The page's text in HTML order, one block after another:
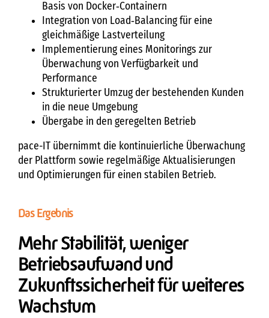
Basis von Docker‑Containern
Integration von Load‑Balancing für eine
gleichmäßige Lastverteilung
Implementierung eines Monitorings zur
Überwachung von Verfügbarkeit und
Performance
Strukturierter Umzug der bestehenden Kunden
in die neue Umgebung
Übergabe in den geregelten Betrieb
pace-IT übernimmt die kontinuierliche Überwachung
der Plattform sowie regelmäßige Aktualisierungen
und Optimierungen für einen stabilen Betrieb.
Das Ergebnis
Mehr Stabilität, weniger
Betriebsaufwand und
Zukunftssicherheit für weiteres
Wachstum